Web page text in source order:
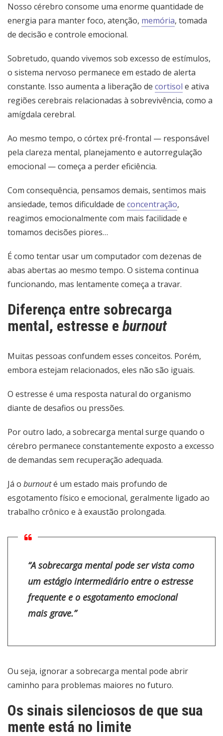
Nosso cérebro consome uma enorme quantidade de
energia para manter foco, atenção, memória, tomada
de decisão e controle emocional.
Sobretudo, quando vivemos sob excesso de estímulos,
o sistema nervoso permanece em estado de alerta
constante. Isso aumenta a liberação de cortisol e ativa
regiões cerebrais relacionadas à sobrevivência, como a
amígdala cerebral.
Ao mesmo tempo, o córtex pré-frontal — responsável
pela clareza mental, planejamento e autorregulação
emocional — começa a perder eficiência.
Com consequência, pensamos demais, sentimos mais
ansiedade, temos dificuldade de concentração,
reagimos emocionalmente com mais facilidade e
tomamos decisões piores…
É como tentar usar um computador com dezenas de
abas abertas ao mesmo tempo. O sistema continua
funcionando, mas lentamente começa a travar.
Diferença entre sobrecarga
mental, estresse e burnout
Muitas pessoas confundem esses conceitos. Porém,
embora estejam relacionados, eles não são iguais.
O estresse é uma resposta natural do organismo
diante de desafios ou pressões.
Por outro lado, a sobrecarga mental surge quando o
cérebro permanece constantemente exposto a excesso
de demandas sem recuperação adequada.
Já o burnouté um estado mais profundo de
esgotamento físico e emocional, geralmente ligado ao
trabalho crônico e à exaustão prolongada.
“A sobrecarga mental pode ser vista como
um estágio intermediário entre o estresse
frequente e o esgotamento emocional
mais grave.”
Ou seja, ignorar a sobrecarga mental pode abrir
caminho para problemas maiores no futuro.
Os sinais silenciosos de que sua
mente está no limite